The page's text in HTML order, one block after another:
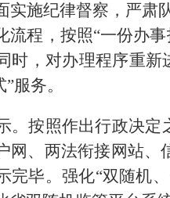
实施纪律督察，严肃
流程，按照“一份办
时，对办理程序重新
服务。
。按照作出行政决
网、两法衔接网站
完毕。强化“双随机